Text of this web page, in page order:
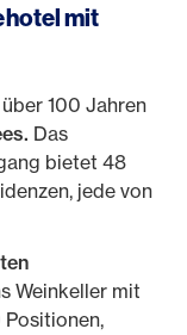
mit
100 Jahren
Das
bietet 48
jede von
Weinkeller mit
Positionen,